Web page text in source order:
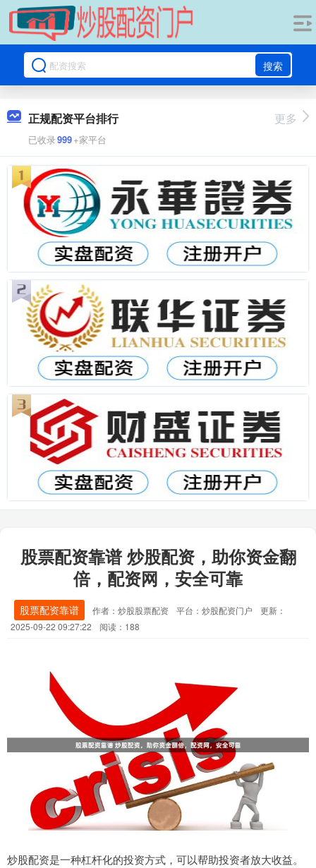
搜索
正规配资平台排行
已收录999+家平台
更多
股票配资靠谱 炒股配资，助你资金翻
倍，配资网，安全可靠
股票配资靠谱 作者：炒股股票配资 平台：炒股配资门户
更新：
2025-09-22 09:27:22
阅读：188
炒股配资是一种杠杆化的投资方式，可以帮助投资者放大收益。